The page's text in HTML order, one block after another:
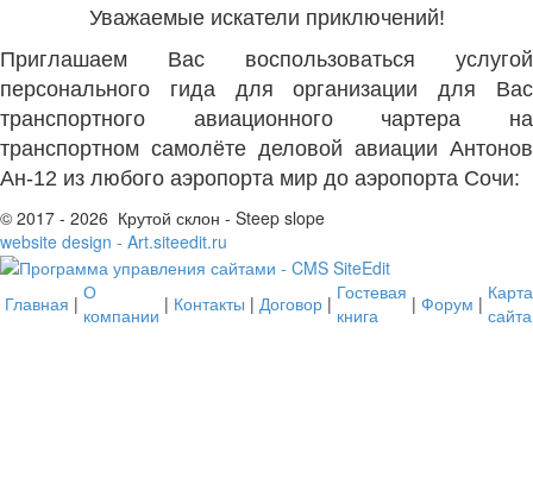
Уважаемые искатели приключений!
Приглашаем Вас воспользоваться услугой
персонального гида для организации для Вас
транспортного авиационного чартера на
транспортном самолёте деловой авиации Антонов
Ан-12 из любого аэропорта мир до аэропорта Сочи:
© 2017 - 2026 Крутой склон - Steep slope
website design - Art.siteedit.ru
Главная | О
компании | Контакты | Договор | Гостевая
книга
| Форум | Карта
сайта